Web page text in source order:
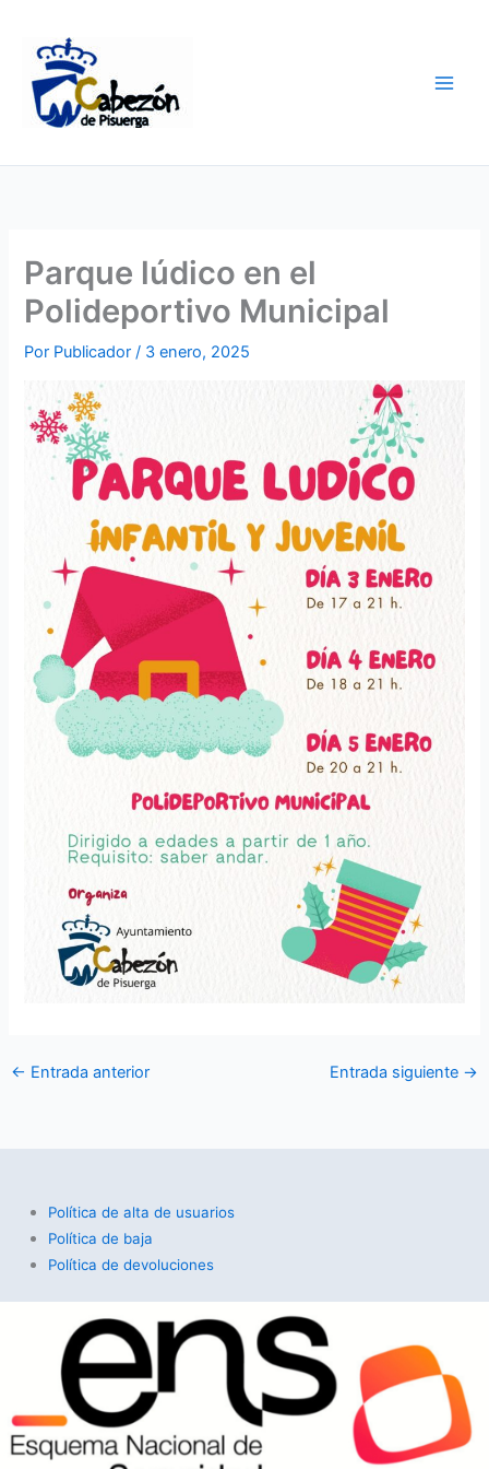
contenido
Parque lúdico en el
Polideportivo Municipal
Por Publicador/ 3 enero, 2025
← Entrada anterior Entrada siguiente →
Política de alta de usuarios
Política de baja
Política de devoluciones